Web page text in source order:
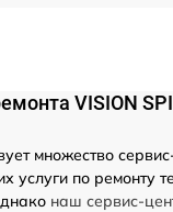
VISION
множество
услуги по ремонту
наш сервис-